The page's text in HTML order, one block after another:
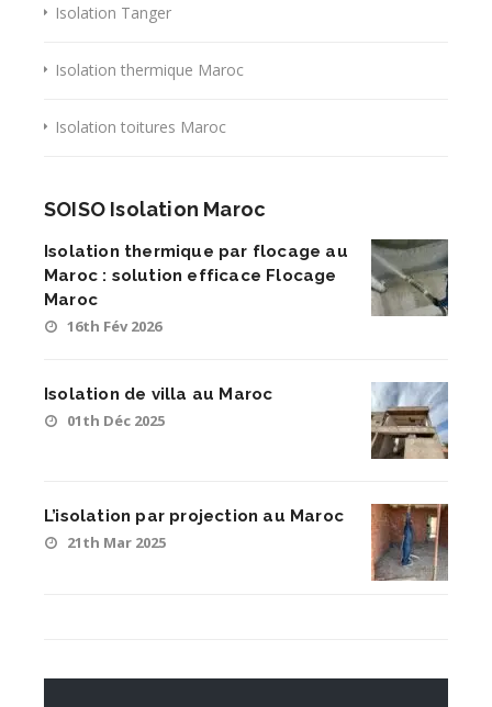
Isolation Tanger
Isolation thermique Maroc
Isolation toitures Maroc
SOISO Isolation Maroc
Isolation thermique par flocage au
Maroc : solution efficace Flocage
Maroc
16th Fév 2026
Isolation de villa au Maroc
01th Déc 2025
L’isolation par projection au Maroc
21th Mar 2025